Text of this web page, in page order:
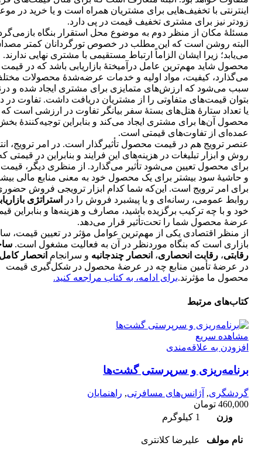
اینترنتی با تخفیف‌هایی برای مشتریان همراه است و یا خرید در
زودتر نیز برای مشتری تخفیف قیمت در پی دارد.
مسئلۀ مکان از منظر دوم به موضوع محل استقرار بنگاه
البته روشن است که این مطلب در خصوص تورگردانان کمتر
می‌یابد؛ زیرا ایشان الزاماً ارتباط مستقیمی با مشتری نهایی ندارند.
محصول شاید مهم‌ترین عامل درآمیختۀ بازاریابی باشد که در قیمت
می‌گذارد، کیفیت، مواد اولیه و خدمات عرضه‌شدۀ محصولات
سبب می‌شود که ارزش‌های متمایزی برای مشتری ایجاد شده و
بتوان قیمت‌های متفاوتی را از مشتریان دریافت داشت. تفاوت در
یا تعداد ستارۀ هتل‌های بستۀ سفر بیانگر تفاوت در ارزشی است که
محصول آن‌ها برای مشتری ایجاد می‌کند و بنابراین توجیه‌کنندۀ
عمده‌ای از تفاوت‌های قیمتی است.
عنصر ترویج هم در قیمت محصول تأثیرگذار است. در امر ترویج،
روش و ابزار تبلیغات در هزینه‌های این فرایند و بنابراین در قیمتی
برای محصول تعیین می‌شود تأثیر می‌گذارد. از منظری دیگر، قیمت
و حاشیۀ سود بیشتر برای یک محصول خود به معنی منابع مالی
برای امر ترویج است. این‌که شما کدام ابزار ترویجی فروش
روابط عمومی، رسانه‌ای و یا پیشبرد فروش را در
استراتژی
خود و با چه ترکیب برگزیده باشید، مصارف و هزینه‌ها و بنابراین
عرضۀ محصول شما را تحت‌تأثیر قرار می‌دهد.
از منظر اقتصادی یکی از مهم‌ترین عوامل مؤثر در تعیین قیمت،
بازاری است که بنگاه موردنظر در آن به فعالیت مشغول است.
رقابتی، رقابت انحصاری، انحصار چندجانبه و سرانجام انحصار
در عرضۀ تأمین منابع چه در عرضۀ محصول در شکل‌گیری قیمت
محصول ما مؤثرند.برای ادامه، به کتاب مراجعه کنید.
کتاب‌های مرتبط
مشاهده سریع
افزودن به علاقه‌مندی
برنامه‌‌ریزی و سرپرستی گشت‌‌ها
گردشگری, آژانس‌های مسافرتی, راهنمایان
460,000 تومان
وزن
1 کیلوگرم
نام مولف علیرضا کلانتری